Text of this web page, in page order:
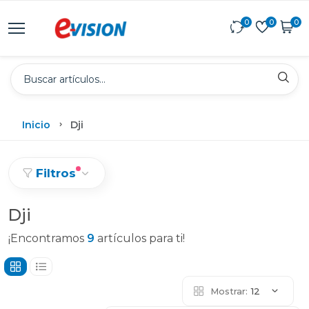
0 0 0
Inicio Dji
Filtros
Dji
¡Encontramos 9 artículos para ti!
Mostrar: 12